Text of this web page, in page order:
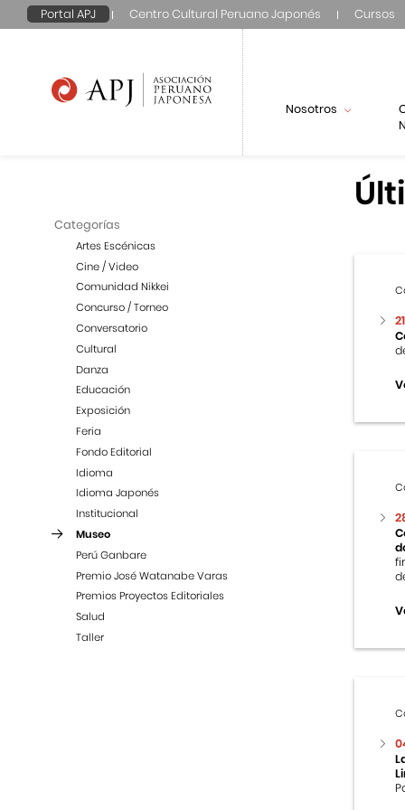
Portal APJ Centro Cultural Peruano Japonés Cursos
Nosotros
Categorías
Artes Escénicas
Cine / Video
Comunidad Nikkei
Concurso / Torneo
Conversatorio
Cultural
Danza
Educación
Exposición
Feria
Fondo Editorial
Idioma
Idioma Japonés
Institucional
Museo
Perú Ganbare
Premio José Watanabe Varas
Premios Proyectos Editoriales
Salud
Taller